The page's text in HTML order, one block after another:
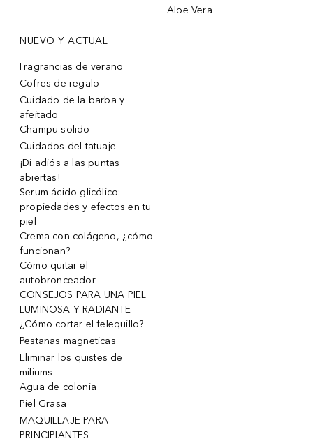
Aloe Vera
NUEVO Y ACTUAL
Fragrancias de verano
Cofres de regalo
Cuidado de la barba y
afeitado
Champu solido
Cuidados del tatuaje
¡Di adiós a las puntas
abiertas!
Serum ácido glicólico:
propiedades y efectos en tu
piel
Crema con colágeno, ¿cómo
funcionan?
Cómo quitar el
autobronceador
CONSEJOS PARA UNA PIEL
LUMINOSA Y RADIANTE
¿Cómo cortar el felequillo?
Pestanas magneticas
Eliminar los quistes de
miliums
Agua de colonia
Piel Grasa
MAQUILLAJE PARA
PRINCIPIANTES